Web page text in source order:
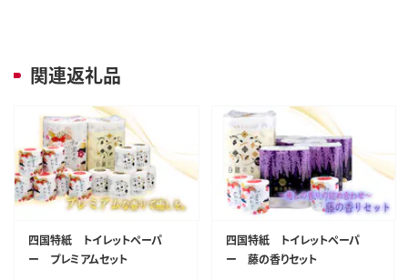
関連返礼品
四国特紙 トイレットペーパ
ー プレミアムセット
四国特紙 トイレットペーパ
ー 藤の香りセット